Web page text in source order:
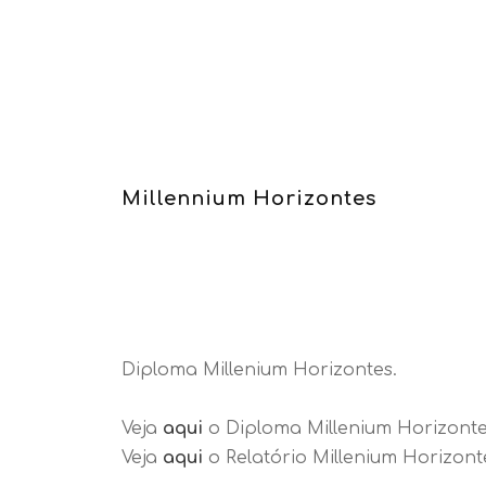
Millennium Horizontes
Diploma Millenium Horizontes.
Veja aqui o Diploma Millenium
Veja aqui o Relatório Millenium